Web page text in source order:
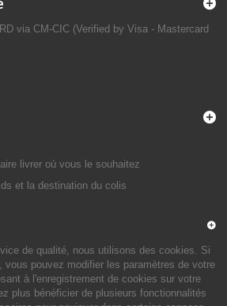
via CM-CIC (Verified by Visa - Mastercard
livrer où vous le souhaitez
et la destination du colis
de qualité, nous utilisons des cookies. Si
vous pouvez modifier les paramètres de votre
à l'enregistrement de cookies sur votre
plus bénéficier de plusieurs fonctionnalités